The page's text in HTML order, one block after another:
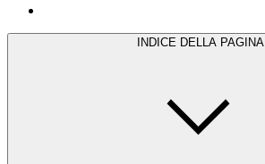
INDICE DELLA PAGINA